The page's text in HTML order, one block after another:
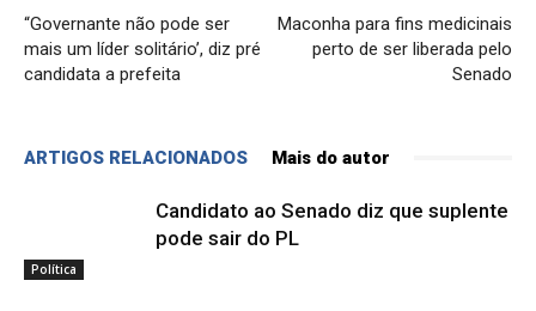
“Governante não pode ser
mais um líder solitário’, diz pré
candidata a prefeita
Maconha para fins medicinais
perto de ser liberada pelo
Senado
ARTIGOS RELACIONADOS Mais do autor
Política
Candidato ao Senado diz que suplente
pode sair do PL